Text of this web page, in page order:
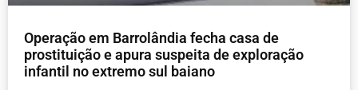
Operação em Barrolândia fecha casa de
prostituição e apura suspeita de exploração
infantil no extremo sul baiano